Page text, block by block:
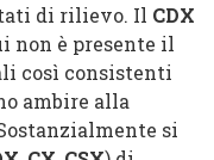
di rilievo. Il CDX
non è presente il
così consistenti
ambire alla
si